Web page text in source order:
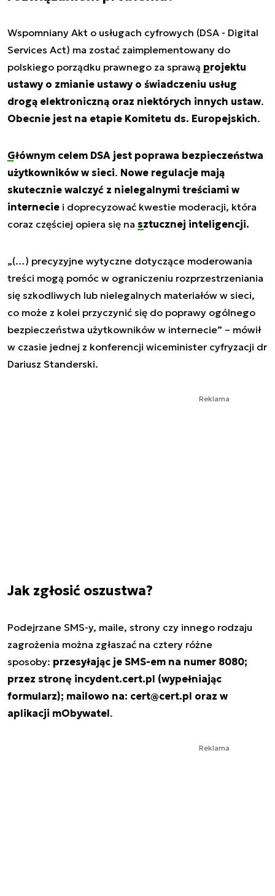
Wspomniany Akt o usługach cyfrowych (DSA - Digital
Services Act) ma zostać zaimplementowany do
polskiego porządku prawnego za sprawą projektu
ustawy o zmianie ustawy o świadczeniu usług
drogą elektroniczną oraz niektórych innych ustaw.
Obecnie jest na etapie Komitetu ds. Europejskich.
Głównym celem DSA jest poprawa bezpieczeństwa
użytkowników w sieci. Nowe regulacje mają
skutecznie walczyć z nielegalnymi treściami w
internecie i doprecyzować kwestie moderacji, która
coraz częściej opiera się na sztucznej inteligencji.
„(…) precyzyjne wytyczne dotyczące moderowania
treści mogą pomóc w ograniczeniu rozprzestrzeniania
się szkodliwych lub nielegalnych materiałów w sieci,
co może z kolei przyczynić się do poprawy ogólnego
bezpieczeństwa użytkowników w internecie” – mówił
w czasie jednej z konferencji wiceminister cyfryzacji dr
Dariusz Standerski.
Reklama
Jak zgłosić oszustwa?
Podejrzane SMS-y, maile, strony czy innego rodzaju
zagrożenia można zgłaszać na cztery różne
sposoby: przesyłając je SMS-em na numer 8080;
przez stronę incydent.cert.pl (wypełniając
formularz); mailowo na: cert@cert.pl oraz w
aplikacji mObywatel.
Reklama